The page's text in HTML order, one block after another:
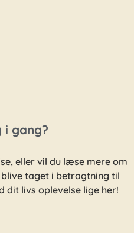
i gang?
eller vil du læse mere om
taget i betragtning til
dit livs oplevelse lige her!